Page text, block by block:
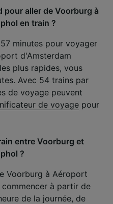
pour aller de Voorburg à
en train ?
minutes pour voyager
d'Amsterdam
plus rapides, vous
Avec 54 trains par
de voyage peuvent
de voyage pour
entre Voorburg et
?
Voorburg à Aéroport
à partir de
de la journée, de